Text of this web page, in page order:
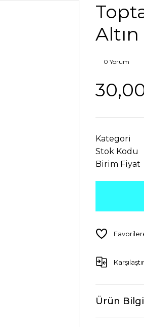
0 Yorum
Kategori
Stok Kodu
Birim Fiyat
Karşılaştır
Ürün